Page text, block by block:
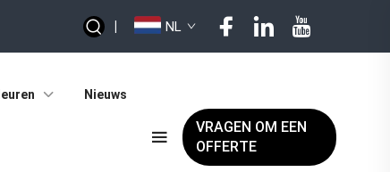
| NL
Nieuws
VRAGEN OM EEN
OFFERTE